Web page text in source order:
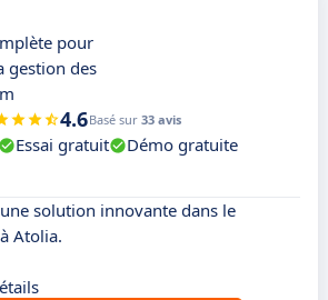
pour
gestion des
4.6Basé sur 33 avis
Essai gratuit
Démo gratuite
solution innovante dans le
Atolia.